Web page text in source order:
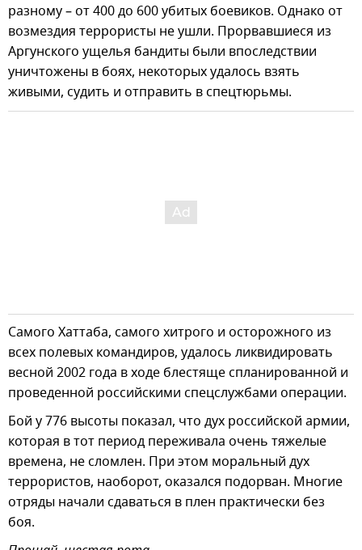
разному – от 400 до 600 убитых боевиков. Однако от
возмездия террористы не ушли. Прорвавшиеся из
Аргунского ущелья бандиты были впоследствии
уничтожены в боях, некоторых удалось взять
живыми, судить и отправить в спецтюрьмы.
Самого Хаттаба, самого хитрого и осторожного из
всех полевых командиров, удалось ликвидировать
весной 2002 года в ходе блестяще спланированной и
проведенной российскими спецслужбами операции.
Бой у 776 высоты показал, что дух российской армии,
которая в тот период переживала очень тяжелые
времена, не сломлен. При этом моральный дух
террористов, наоборот, оказался подорван. Многие
отряды начали сдаваться в плен практически без
боя.